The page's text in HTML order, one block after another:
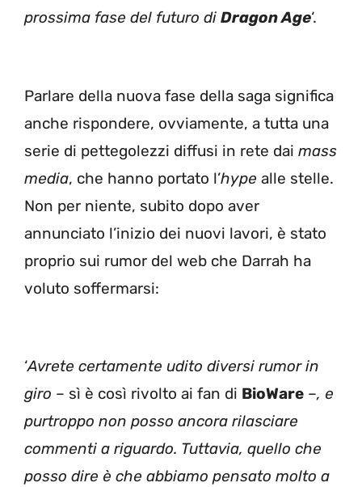
prossima fase del futuro di Dragon Age‘.
Parlare della nuova fase della saga significa
anche rispondere, ovviamente, a tutta una
serie di pettegolezzi diffusi in rete dai mass
media, che hanno portato l’hype alle stelle.
Non per niente, subito dopo aver
annunciato l’inizio dei nuovi lavori, è stato
proprio sui rumor del web che Darrah ha
voluto soffermarsi:
‘Avrete certamente udito diversi rumor in
giro – sì è così rivolto ai fan di BioWare –, e
purtroppo non posso ancora rilasciare
commenti a riguardo. Tuttavia, quello che
posso dire è che abbiamo pensato molto a